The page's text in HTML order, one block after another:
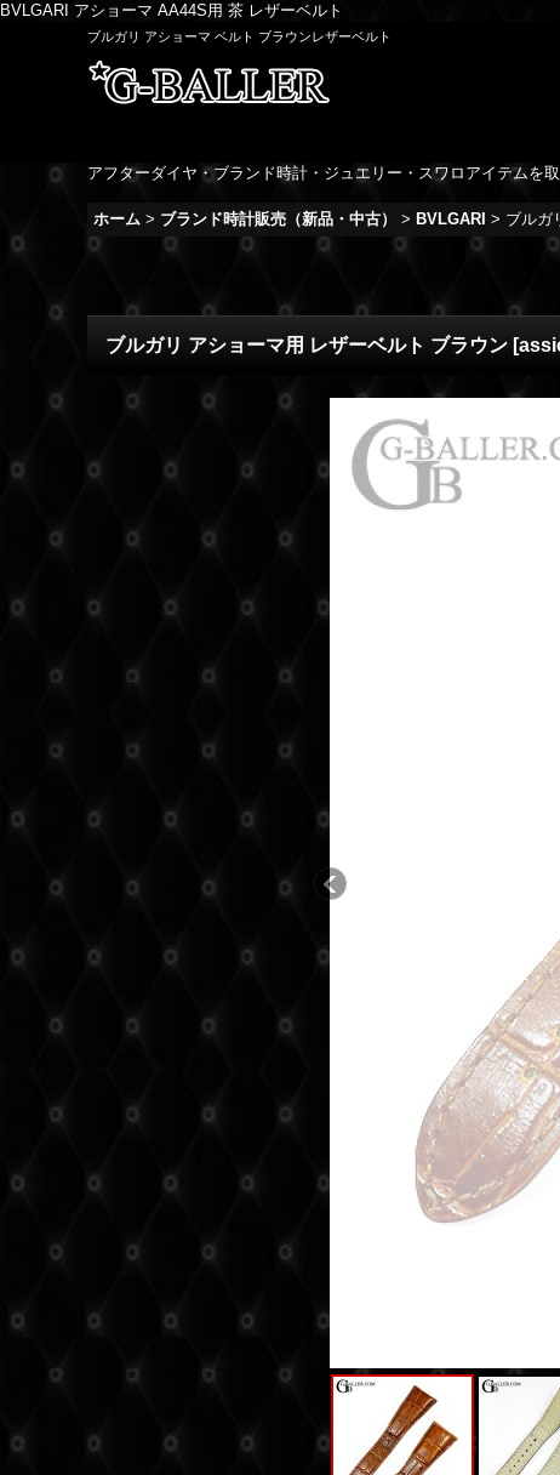
BVLGARI アショーマ AA44S用 茶 レザーベルト
ブルガリ アショーマ ベルト ブラウンレザーベルト
アフターダイヤ・ブランド時計・ジュエリー・スワロアイテムを
ホーム > ブランド時計販売（新品・中古） > BVLGARI > ブルガ
ブルガリ アショーマ用 レザーベルト ブラウン [